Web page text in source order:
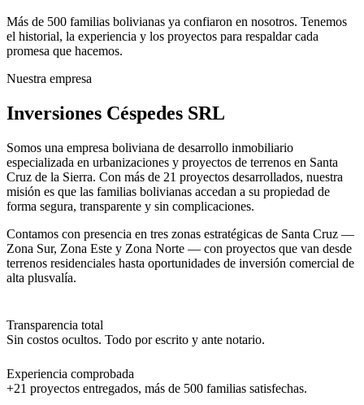
Más de 500 familias bolivianas ya confiaron en nosotros. Tenemos
el historial, la experiencia y los proyectos para respaldar cada
promesa que hacemos.
Nuestra empresa
Inversiones Céspedes SRL
Somos una empresa boliviana de desarrollo inmobiliario
especializada en urbanizaciones y proyectos de terrenos en Santa
Cruz de la Sierra. Con más de 21 proyectos desarrollados, nuestra
misión es que las familias bolivianas accedan a su propiedad de
forma segura, transparente y sin complicaciones.
Contamos con presencia en tres zonas estratégicas de Santa Cruz —
Zona Sur, Zona Este y Zona Norte — con proyectos que van desde
terrenos residenciales hasta oportunidades de inversión comercial de
alta plusvalía.
Transparencia total
Sin costos ocultos. Todo por escrito y ante notario.
Experiencia comprobada
+21 proyectos entregados, más de 500 familias satisfechas.